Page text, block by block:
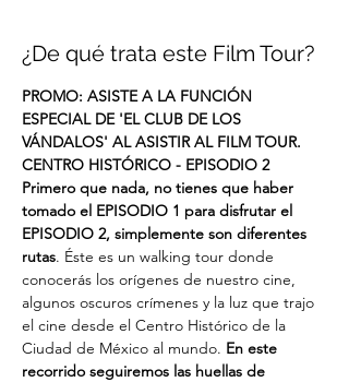
¿De qué trata este Film Tour?
PROMO: ASISTE A LA FUNCIÓN
ESPECIAL DE 'EL CLUB DE LOS
VÁNDALOS' AL ASISTIR AL FILM TOUR.
CENTRO HISTÓRICO - EPISODIO 2
Primero que nada, no tienes que haber
tomado el EPISODIO 1 para disfrutar el
EPISODIO 2, simplemente son diferentes
rutas. Éste es un walking tour donde
conocerás los orígenes de nuestro cine,
algunos oscuros crímenes y la luz que trajo
el cine desde el Centro Histórico de la
Ciudad de México al mundo. En este
recorrido seguiremos las huellas de